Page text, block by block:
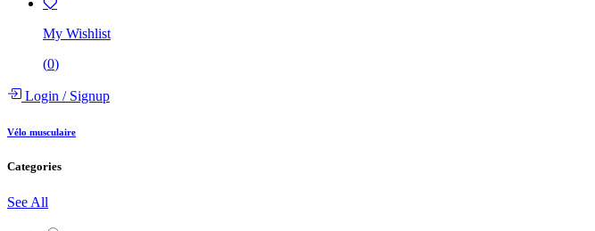
My Wishlist
(0)
Login /Signup
Vélo musculaire
Categories
See All